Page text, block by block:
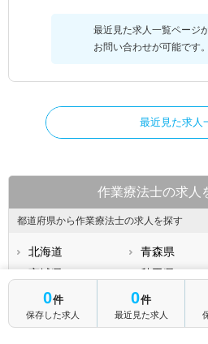
最近見た求人一覧ページか
お問い合わせが可能です。
最近見た求人
0件
保存した求人
0件
最近見た求人
作業療法士の求人
都道府県から作業療法士の求人を探す
北海道 青森県
宮城県
秋田県
福島県
茨城県
群馬県
埼玉県